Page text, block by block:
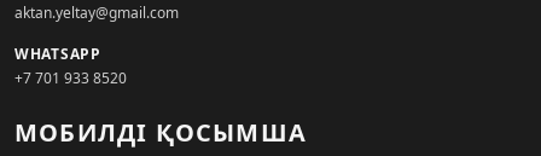
aktan.yeltay@gmail.com
WHATSAPP
+7 701 933 8520
МОБИЛДІ ҚОСЫМША